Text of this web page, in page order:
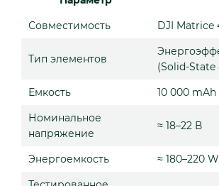
Совместимость
DJI Matrice
Тип элементов
(Solid-
Емкость
10 000 mAh
Номинальное
напряжение
≈ 18–22 В
Энергоемкость
≈ 180–220